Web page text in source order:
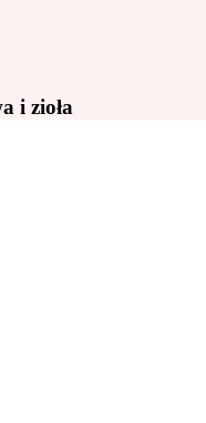
i zioła